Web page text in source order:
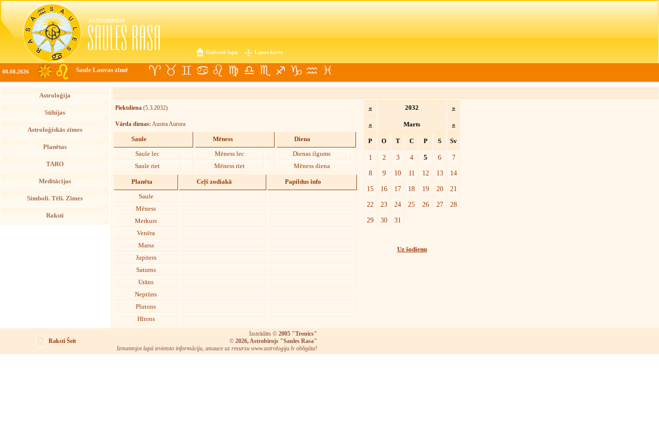
Galvenā lapa Lapas karte
08.08.2026 Saule Lauvas zīmē
Astroloģija
Stihijas
Astroloģiskās zīmes
Planētas
TARO
Meditācijas
Simboli. Tēli. Zīmes
Raksti
Piektdiena (5.3.2032)
Vārda dienas: Austra Aurora
Saule
Saule lec
Saule riet
Mēness
Mēness lec
Mēness riet
Diena
Dienas ilgums
Mēness diena
Planēta Ceļš zodiakā Papildus info
Saule
Mēness
Merkurs
Venēra
Marss
Jupiters
Saturns
Urāns
Neptūns
Plutons
Hīrons
« 2032 »
« Marts »
P O T C P S Sv
1 2 3 4 5 6
7
8
9 10 11 12 13
14
15
16 17 18 19 20
21
22
23 24 25 26 27
28
29
30 31
Uz šodienu
Raksti Šeit
Izstrādāts © 2005 "Tronics"
© 2026, Astrobirojs "Saules Rasa"
Izmantojot lapā ievietoto informāciju, atsauce uz resursu www.astrologija.lv obligāta!